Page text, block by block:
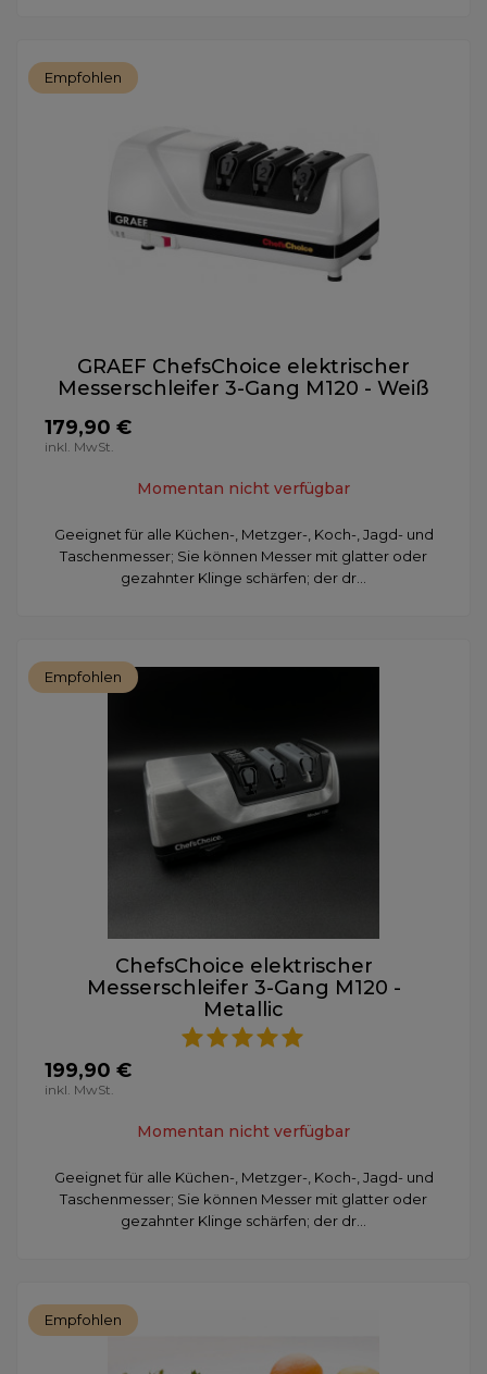
Empfohlen
GRAEF ChefsChoice elektrischer
Messerschleifer 3-Gang M120 - Weiß
179,90 €
inkl. MwSt.
Momentan nicht verfügbar
Geeignet für alle Küchen-, Metzger-, Koch-, Jagd- und
Taschenmesser; Sie können Messer mit glatter oder
gezahnter Klinge schärfen; der dr...
Empfohlen
ChefsChoice elektrischer
Messerschleifer 3-Gang M120 -
Metallic
199,90 €
inkl. MwSt.
Momentan nicht verfügbar
Geeignet für alle Küchen-, Metzger-, Koch-, Jagd- und
Taschenmesser; Sie können Messer mit glatter oder
gezahnter Klinge schärfen; der dr...
Empfohlen